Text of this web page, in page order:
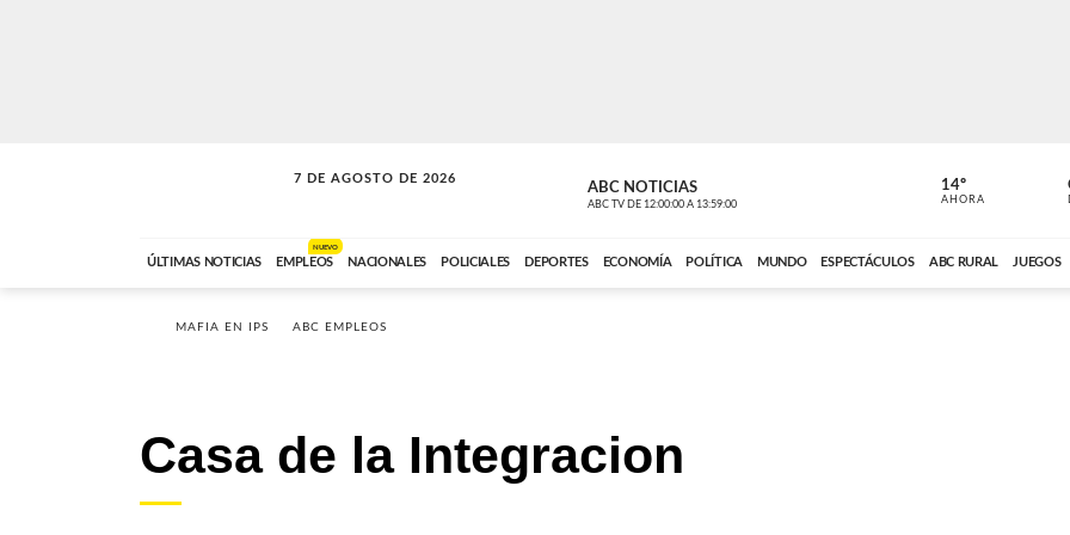
7 DE AGOSTO DE 2026
A DE LA TARDE ABC NOTICIAS
ABC TV DE 12:00:00 A 13:59:00
CARDINAL
ABC CARDINAL
14º
AHORA
ÚLTIMAS NOTICIAS EMPLEOS
NUEVO
NACIONALES POLICIALES DEPORTES ECONOMÍA POLÍTICA MUNDO ESPECTÁCULOS ABC RURAL JUEGOS
MAFIA EN IPS ABC EMPLEOS
Casa de la Integracion